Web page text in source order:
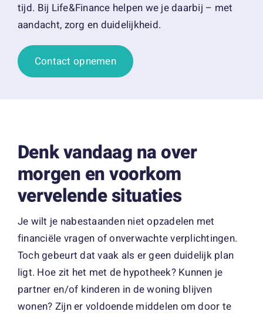
tijd. Bij Life&Finance helpen we je daarbij – met
aandacht, zorg en duidelijkheid.
Contact opnemen
Denk vandaag na over
morgen en voorkom
vervelende situaties
Je wilt je nabestaanden niet opzadelen met
financiële vragen of onverwachte verplichtingen.
Toch gebeurt dat vaak als er geen duidelijk plan
ligt. Hoe zit het met de hypotheek? Kunnen je
partner en/of kinderen in de woning blijven
wonen? Zijn er voldoende middelen om door te